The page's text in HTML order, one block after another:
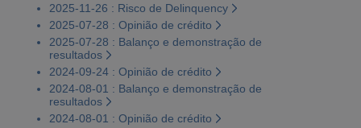
2025-11-26 : Risco de Delinquency
2025-07-28 : Opinião de crédito
2025-07-28 : Balanço e demonstração de
resultados
2024-09-24 : Opinião de crédito
2024-08-01 : Balanço e demonstração de
resultados
2024-08-01 : Opinião de crédito